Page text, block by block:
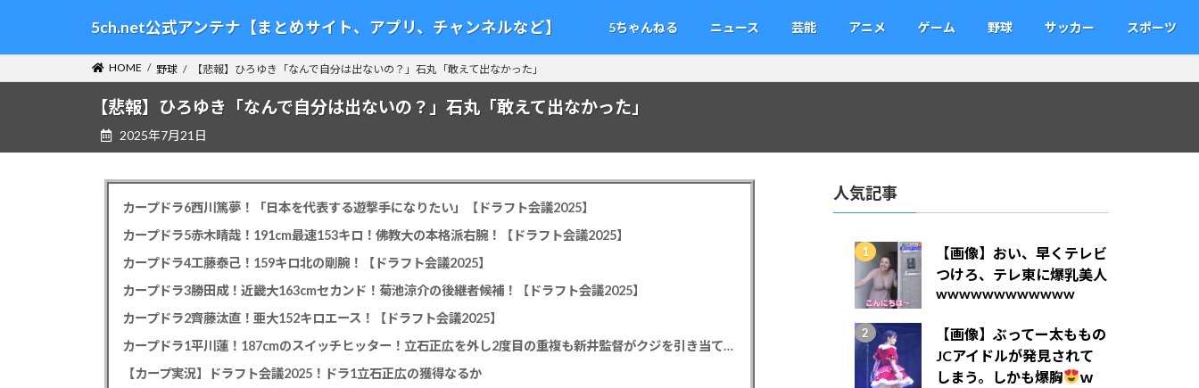
テ
ゲ
5ch.net公式アンテナ【まとめサイト、アプリ、チャンネルなど】 5ちゃんねる ニュース 芸能 アニメ ゲーム 野球 サッカー スポーツ
HOME 野球 【悲報】ひろゆき「なんで自分は出ないの？」石丸「敢えて出なかった」
【悲報】ひろゆき「なんで自分は出ないの？」石丸「敢えて出なかった」
2025年7月21日
カープドラ6西川篤夢！「日本を代表する遊撃手になりたい」【ドラフト会議2025】
カープドラ5赤木晴哉！191cm最速153キロ！佛教大の本格派右腕！【ドラフト会議2025】
カープドラ4工藤泰己！159キロ北の剛腕！【ドラフト会議2025】
カープドラ3勝田成！近畿大163cmセカンド！菊池涼介の後継者候補！【ドラフト会議2025】
カープドラ2齊藤汰直！亜大152キロエース！【ドラフト会議2025】
カープドラ1平川蓮！187cmのスイッチヒッター！立石正広を外し2度目の重複も新井監督がクジを引き当てる！【ドラフト会議2025】
【カープ実況】ドラフト会議2025！ドラ1立石正広の獲得なるか
人気記事
【画像】おい、早くテレビ
つけろ、テレ東に爆乳美人
wwwwwwwwwwww
【画像】ぶってー太ももの
JCアイドルが発見されて
しまう。しかも爆胸
ｗ